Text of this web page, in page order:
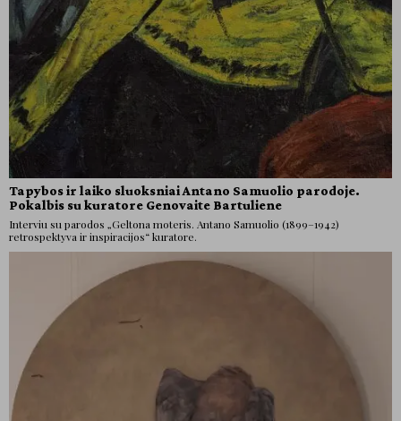
Tapybos ir laiko sluoksniai Antano Samuolio parodoje.
Pokalbis su kuratore Genovaite Bartuliene
Interviu su parodos „Geltona moteris. Antano Samuolio (1899–1942)
retrospektyva ir inspiracijos“ kuratore.